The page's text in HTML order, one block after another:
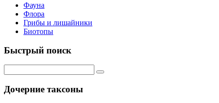
Фауна
Флора
Грибы и лишайники
Биотопы
Быстрый поиск
Дочерние таксоны